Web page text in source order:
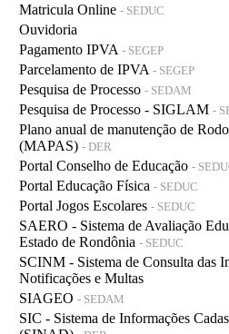
Matricula Online - SEDUC
Ouvidoria
Pagamento IPVA - SEGEP
Parcelamento de IPVA - SEGEP
Pesquisa de Processo - SEDAM
Pesquisa de Processo - SIGLAM -
Plano anual de manutenção de
(MAPAS) - DER
Portal Conselho de Educação -
Portal Educação Física - SEDUC
Portal Jogos Escolares - SEDUC
SAERO - Sistema de Avaliação
Estado de Rondônia - SEDUC
SCINM - Sistema de Consulta das
Notificações e Multas
SIAGEO - SEDAM
SIC - Sistema de Informações